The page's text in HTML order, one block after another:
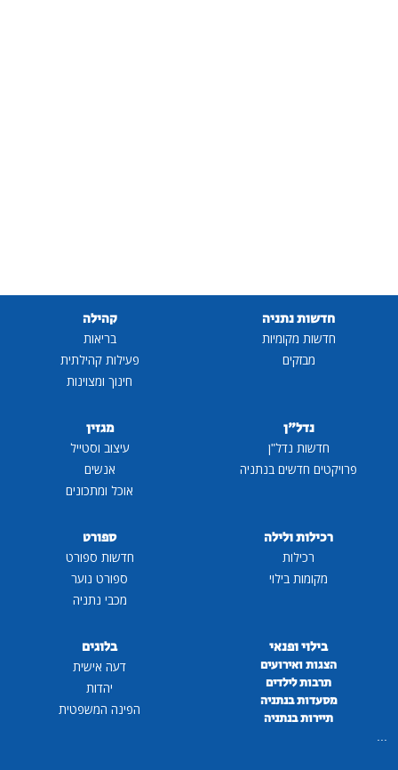
חדשות נתניה
חדשות מקומיות
מבזקים
קהילה
בריאות
פעילות קהילתית
חינוך ומצוינות
נדל"ן
חדשות נדל"ן
פרויקטים חדשים בנתניה
מגזין
עיצוב וסטייל
אנשים
אוכל ומתכונים
רכילות ולילה
רכילות
מקומות בילוי
ספורט
חדשות ספורט
ספורט נוער
מכבי נתניה
בילוי ופנאי
הצגות ואירועים
תרבות לילדים
מסעדות בנתניה
תיירות בנתניה
בלוגים
דעה אישית
יהדות
הפינה המשפטית